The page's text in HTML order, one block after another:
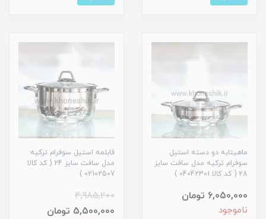
ماهیتابه دو دسته استیل
سوفرام ترکیه مدل سافت سایز
28 ( کد کالا 04042301 )
6,050,000 تومان
ناموجود
قابلمه استیل سوفرام ترکیه
مدل سافت سایز 24 ( کد کالا
02102507 )
4,985,200
5,500,000 تومان